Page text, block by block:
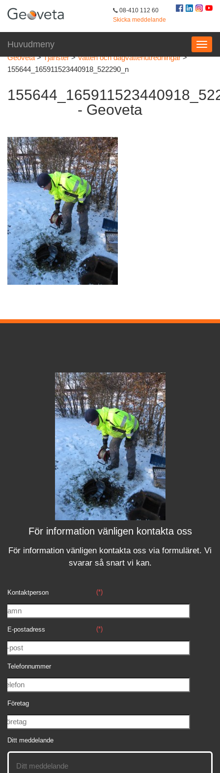
08-410 112 60
Skicka meddelande
Huvudmeny
Geoveta>Tjänster>Vatten och dagvattenutredningar>
155644_165911523440918_522290_n
- Geoveta
För information vänligen kontakta oss
För information vänligen kontakta oss via formuläret. Vi
svararså snart vi kan.
Kontaktperson (*)
E-postadress (*)
Telefonnummer
Företag
Ditt meddelande